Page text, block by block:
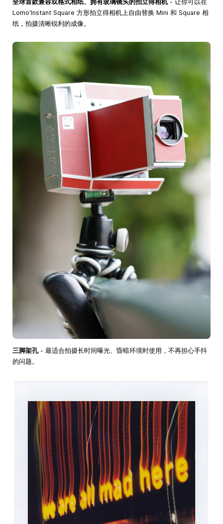
全球首款兼容双格式相纸、拥有玻璃镜头的拍立得相机- 让你可以在
Lomo'Instant Square 方形拍立得相机上自由替换 Mini 和 Square 相
纸，拍摄清晰锐利的成像。
三脚架孔- 最适合拍摄长时间曝光、昏暗环境时使用，不再担心手抖
的问题。